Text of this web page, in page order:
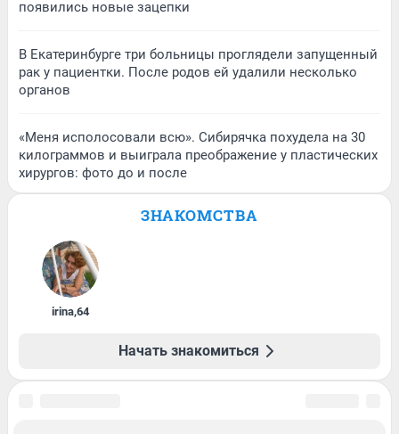
появились новые зацепки
В Екатеринбурге три больницы проглядели запущенный
рак у пациентки. После родов ей удалили несколько
органов
«Меня исполосовали всю». Сибирячка похудела на 30
килограммов и выиграла преображение у пластических
хирургов: фото до и после
ЗНАКОМСТВА
irina,64
Начать знакомиться